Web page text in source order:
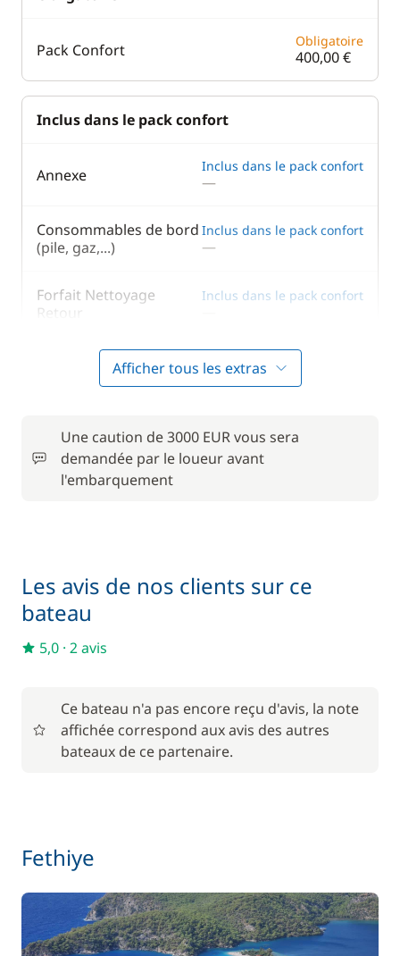
Pack Confort Obligatoire
400,00 €
Inclus dans le pack confort
Annexe Inclus dans le pack confort
—
Consommables de bord
(pile, gaz,...)
Inclus dans le pack confort
—
Forfait Nettoyage
Retour
Inclus dans le pack confort
Inclus dans le pack confort
—
Serviettes —
Transit Log
Animaux de compagnie
Moteur Hors Bord 120,00 €
/ semaine
Afficher tous les extras
Une caution de 3000 EUR vous sera
demandée par le loueur avant
l'embarquement
Les avis de nos clients sur ce
bateau
5,0 · 2 avis
Ce bateau n'a pas encore reçu d'avis, la note
affichée correspond aux avis des autres
bateaux de ce partenaire.
Fethiye